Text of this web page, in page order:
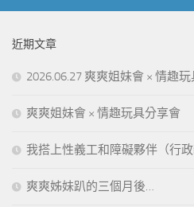
近期文章
2026.06.27 爽爽姐妹會 × 情趣
爽爽姐妹會 × 情趣玩具分享會
我搭上性義工和障礙夥伴（行政
爽爽姊妹趴的三個月後…